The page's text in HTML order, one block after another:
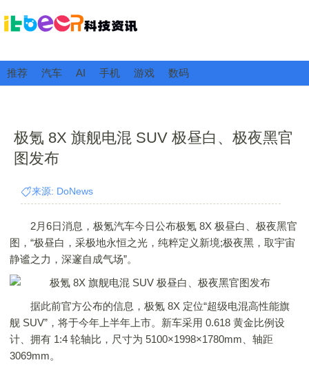
推荐 汽车 AI 手机 游戏 数码
极氪 8X 旗舰电混 SUV 极昼白、极夜黑官
图发布
来源: DoNews
2月6日消息，极氪汽车今日公布极氪 8X 极昼白、极夜黑官
图，“极昼白，采极地永恒之光，纯粹定义新境;极夜黑，取宇宙
静谧之力，深邃自成气场”。
据此前官方公布的信息，极氪 8X 定位“超级电混高性能旗
舰 SUV”，将于今年上半年上市。新车采用 0.618 黄金比例设
计、拥有 1:4 轮轴比，尺寸为 5100×1998×1780mm、轴距
3069mm。